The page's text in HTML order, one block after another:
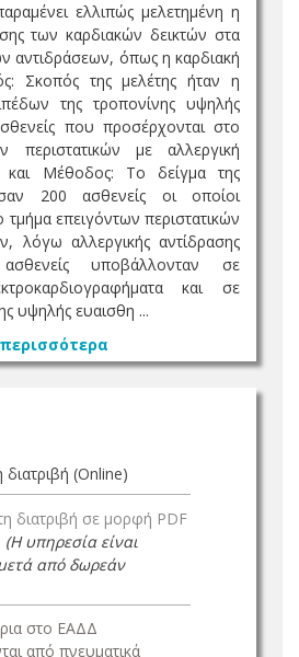
ελλιπώς μελετημένη η
των καρδιακών δεικτών στα
αντιδράσεων, όπως η καρδιακή
Σκοπός της μελέτης ήταν η
της τροπονίνης υψηλής
που προσέρχονται στο
περιστατικών με αλλεργική
και Μέθοδος: Το δείγμα της
200 ασθενείς οι οποίοι
επειγόντων περιστατικών
λόγω αλλεργικής αντίδρασης
υποβάλλονταν σε
και σε
υψηλής ευαισθη ...
περισσότερα
διατριβή (Online)
διατριβή σε μορφή PDF
(Η υπηρεσία είναι
από δωρεάν
στο ΕΑΔΔ
από πνευματικά